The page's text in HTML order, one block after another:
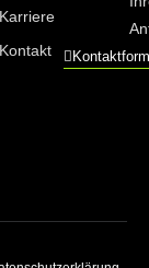
Karriere
Kontakt